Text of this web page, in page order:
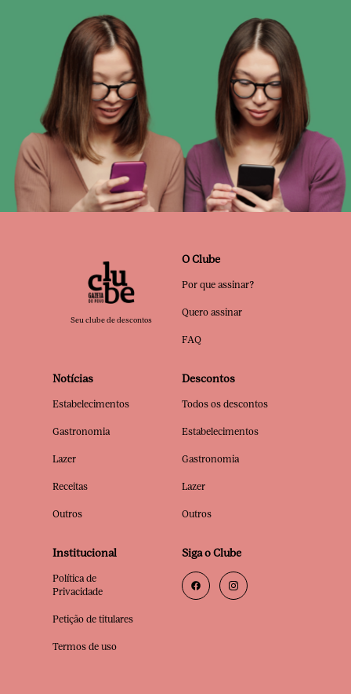
Seu clube de descontos
O Clube
Por que assinar?
Quero assinar
FAQ
Notícias
Estabelecimentos
Gastronomia
Lazer
Receitas
Outros
Descontos
Todos os descontos
Estabelecimentos
Gastronomia
Lazer
Outros
Institucional
Política de
Privacidade
Petição de titulares
Termos de uso
Siga o Clube